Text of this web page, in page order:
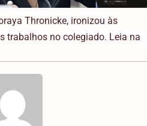
Thronicke, ironizou às
trabalhos no colegiado. Leia na